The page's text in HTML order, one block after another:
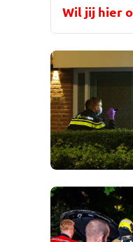
Wil jij hier